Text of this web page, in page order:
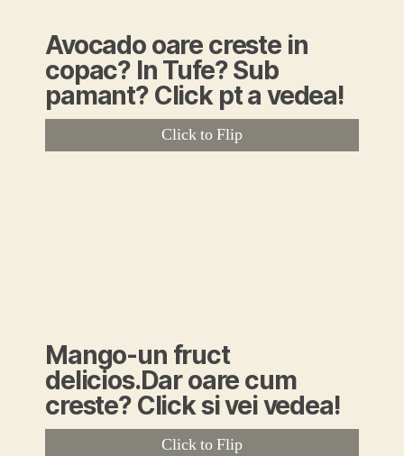
Avocado oare creste in
copac? In Tufe? Sub
pamant? Click pt a vedea!
Click to Flip
Mango-un fruct
delicios.Dar oare cum
creste? Click si vei vedea!
Click to Flip